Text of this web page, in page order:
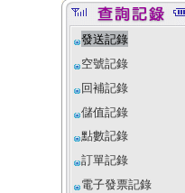
發送記錄
空號記錄
回補記錄
儲值記錄
點數記錄
訂單記錄
電子發票記錄